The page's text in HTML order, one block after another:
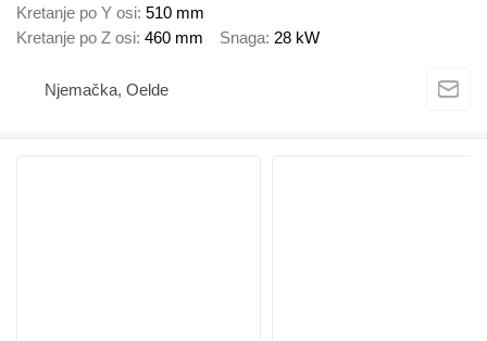
Kretanje po Y osi 510 mm
Kretanje po Z osi 460 mm Snaga 28 kW
Njemačka, Oelde